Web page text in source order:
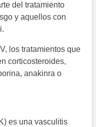
del tratamiento
y aquellos con
los tratamientos que
corticosteroides,
anakinra o
es una vasculitis